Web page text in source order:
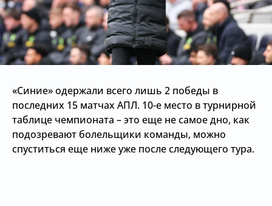
«Синие» одержали всего лишь 2 победы в
последних 15 матчах АПЛ. 10-е место в турнирной
таблице чемпионата – это еще не самое дно, как
подозревают болельщики команды, можно
спуститься еще ниже уже после следующего тура.